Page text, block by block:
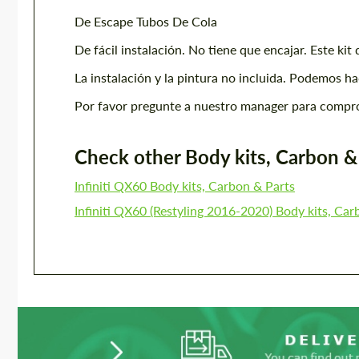
De Escape Tubos De Cola
De fácil instalación. No tiene que encajar. Este kit
La instalación y la pintura no incluida. Podemos
Por favor pregunte a nuestro manager para
Check other Body kits, Carbon
Infiniti QX60 Body kits, Carbon & Parts
Infiniti QX60 (Restyling 2016-2020) Body kits,